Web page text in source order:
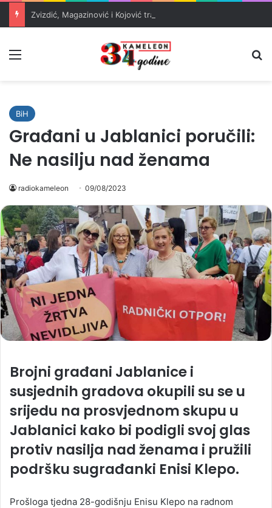
BiH
Građani u Jablanici poručili:
Ne nasilju nad ženama
radiokameleon 09/08/2023
Brojni građani Jablanice i
susjednih gradova okupili su se u
srijedu na prosvjednom skupu u
Jablanici kako bi podigli svoj glas
protiv nasilja nad ženama i pružili
podršku sugrađanki Enisi Klepo.
Prošloga tjedna 28-godišnju Enisu Klepo na radnom